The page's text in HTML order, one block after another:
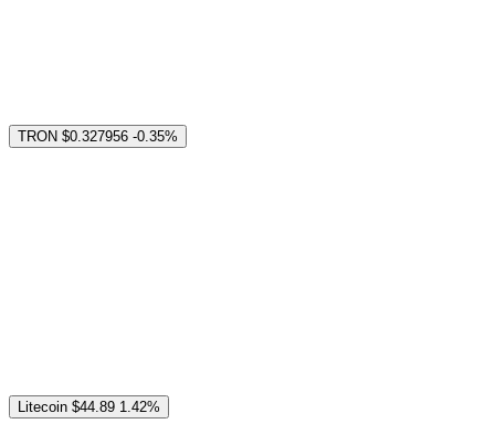
TRON $0.327956 -0.35%
Litecoin $44.89 1.42%